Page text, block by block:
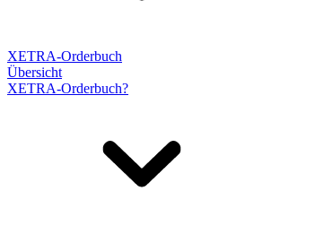
XETRA-Orderbuch
Übersicht
XETRA-Orderbuch?